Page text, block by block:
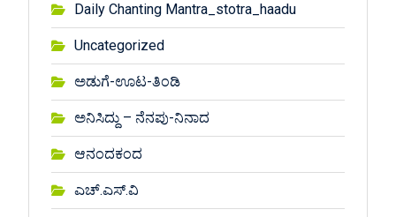
Daily Chanting Mantra_stotra_haadu
Uncategorized
ಅಡುಗೆ-ಊಟ-ತಿಂಡಿ
ಅನಿಸಿದ್ದು – ನೆನಪು-ನಿನಾದ
ಆನಂದಕಂದ
ಎಚ್.ಎಸ್.ವಿ